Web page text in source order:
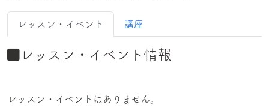
レッスン・イベント 講座
レッスン・イベント情報
レッスン・イベントはありません。